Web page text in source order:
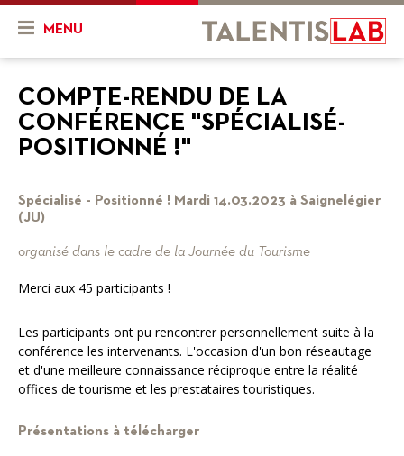
MENU
Présentation
L'équipe
Nos objectifs
Nos services
Nos partenaires
Actualités & Agenda
Agenda
Mon projet
En cours
Projets finalisés
Ressources
Vidéos
COMPTE-RENDU DE LA
CONFÉRENCE "SPÉCIALISÉ-
POSITIONNÉ !"
Spécialisé - Positionné ! Mardi 14.03.2023 à Saignelégier
(JU)
organisé dans le cadre de la Journée du Tourisme
Merci aux 45 participants !
Les participants ont pu rencontrer personnellement suite à la
conférence les intervenants. L'occasion d'un bon réseautage
et d'une meilleure connaissance réciproque entre la réalité
offices de tourisme et les prestataires touristiques.
Présentations à télécharger